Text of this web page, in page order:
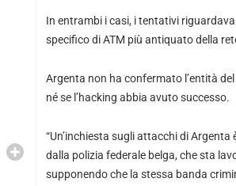
In entrambi i casi, i tentativi
specifico di ATM più antiquato della
Argenta non ha confermato l’entità
né se l’hacking abbia avuto successo.
“Un’inchiesta sugli attacchi di Argenta
dalla polizia federale belga, che sta
supponendo che la stessa banda